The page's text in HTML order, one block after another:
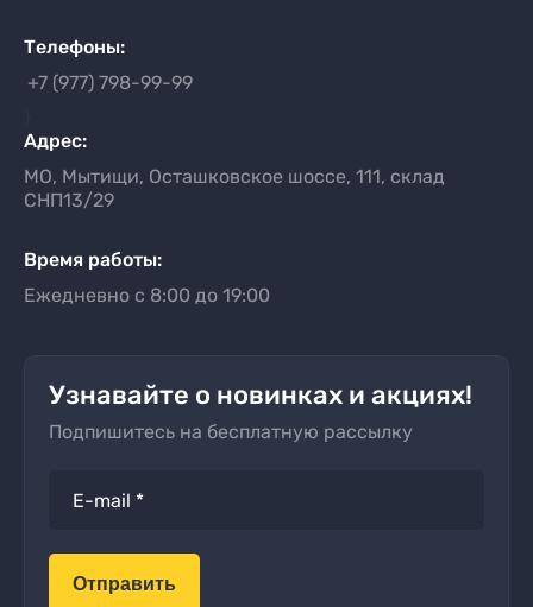
Телефоны:
+7 (977) 798-99-99
Адрес:
МО, Мытищи, Осташковское шоссе, 111, склад
СНП13/29
Время работы:
Ежедневно с 8:00 до 19:00
Узнавайте о новинках и акциях!
Подпишитесь на бесплатную рассылку
Отправить